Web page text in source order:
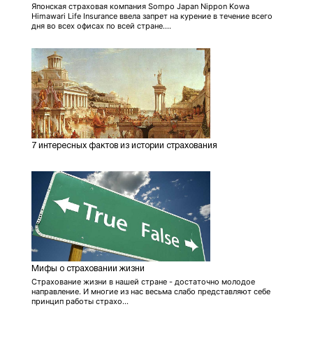
Японская страховая компания Sompo Japan Nippon Kowa
Himawari Life Insurance ввела запрет на курение в течение всего
дня во всех офисах по всей стране....
7 интересных фактов из истории страхования
Мифы о страховании жизни
Страхование жизни в нашей стране - достаточно молодое
направление. И многие из нас весьма слабо представляют себе
принцип работы страхо...